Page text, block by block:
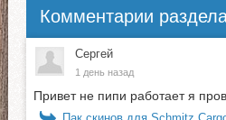
Комментарии
Сергей
1 день назад
Привет не пипи работает я